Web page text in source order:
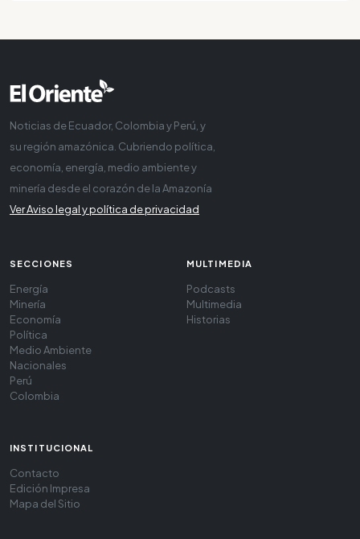
Noticias de Ecuador, Colombia y Perú, y
su región amazónica. Cubriendo política,
economía, energía, medio ambiente y
minería desde el corazón de la Amazonía
Ver Aviso legal y política de privacidad
SECCIONES
Energía
Minería
Economía
Política
Medio Ambiente
Nacionales
Perú
Colombia
MULTIMEDIA
Podcasts
Multimedia
Historias
INSTITUCIONAL
Contacto
Edición Impresa
Mapa del Sitio